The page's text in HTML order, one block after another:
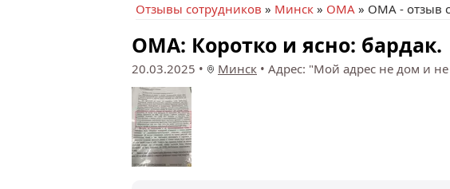
Отзывы сотрудников » Минск » ОМА » ОМА - отзыв
ОМА: Коротко и ясно: бардак.
20.03.2025 • Минск • Адрес: "Мой адрес не дом и